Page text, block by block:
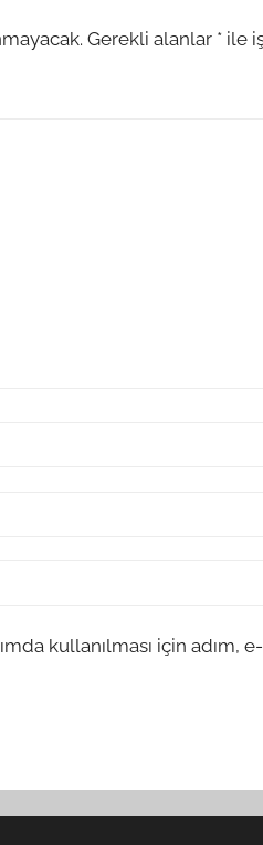
Gerekli alanlar * ile
kullanılması için adım,